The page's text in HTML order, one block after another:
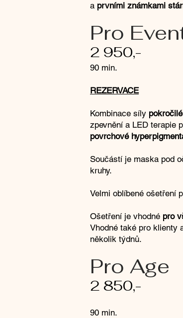
a prvními známkami
Pro
2 950,-
90 min.
REZERVACE
Kombinace síly
zpevnění a LED terapie
povrchové
Součástí je maska pod
kruhy.
Velmi oblíbené ošetření
Ošetření je vhodné pro
Vhodné také pro klienty
několik týdnů.
Pro Age
2 850,-​
​90 min.